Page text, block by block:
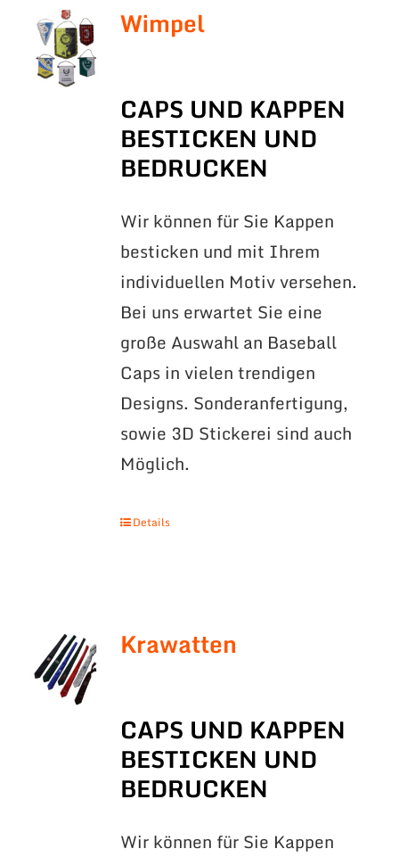
Wimpel
CAPS UND KAPPEN
BESTICKEN UND
BEDRUCKEN
Wir können für Sie Kappen
besticken und mit Ihrem
individuellen Motiv versehen.
Bei uns erwartet Sie eine
große Auswahl an Baseball
Caps in vielen trendigen
Designs. Sonderanfertigung,
sowie 3D Stickerei sind auch
Möglich.
Details
Krawatten
CAPS UND KAPPEN
BESTICKEN UND
BEDRUCKEN
Wir können für Sie Kappen